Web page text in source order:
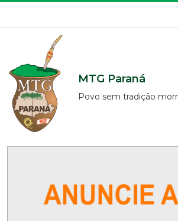
MTG Paraná
Povo sem tradição